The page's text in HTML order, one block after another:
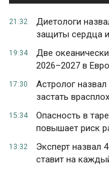
21:32
Диетологи
защиты сердца
19:34
Две
2026–2027 в
17:30
Астролог
застать врасплох
15:34
Опасность в
повышает риск
13:32
Эксперт назвал
ставит на